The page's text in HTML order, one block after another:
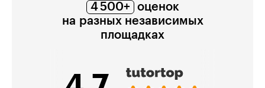
4 500+ оценок
на разных независимых
площадках